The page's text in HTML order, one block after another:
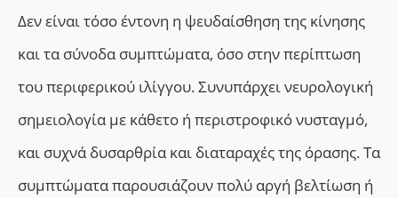
Δεν είναι τόσο έντονη η ψευδαίσθηση της κίνησης
και τα σύνοδα συμπτώματα, όσο στην περίπτωση
του περιφερικού ιλίγγου. Συνυπάρχει νευρολογική
σημειολογία με κάθετο ή περιστροφικό νυσταγμό,
και συχνά δυσαρθρία και διαταραχές της όρασης. Τα
συμπτώματα παρουσιάζουν πολύ αργή βελτίωση ή